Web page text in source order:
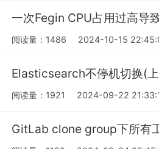
一次Fegin CPU占用过高导
阅读量：1486 2024-10-15
Elasticsearch不停机切换(
阅读量：1921 2024-09-22
GitLab clone group下所有